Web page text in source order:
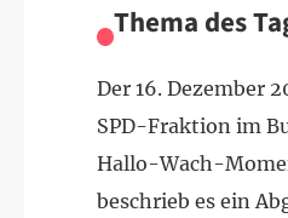
Thema des
Der 16. Dezember
SPD-Fraktion im
Hallo-Wach-
beschrieb es ein